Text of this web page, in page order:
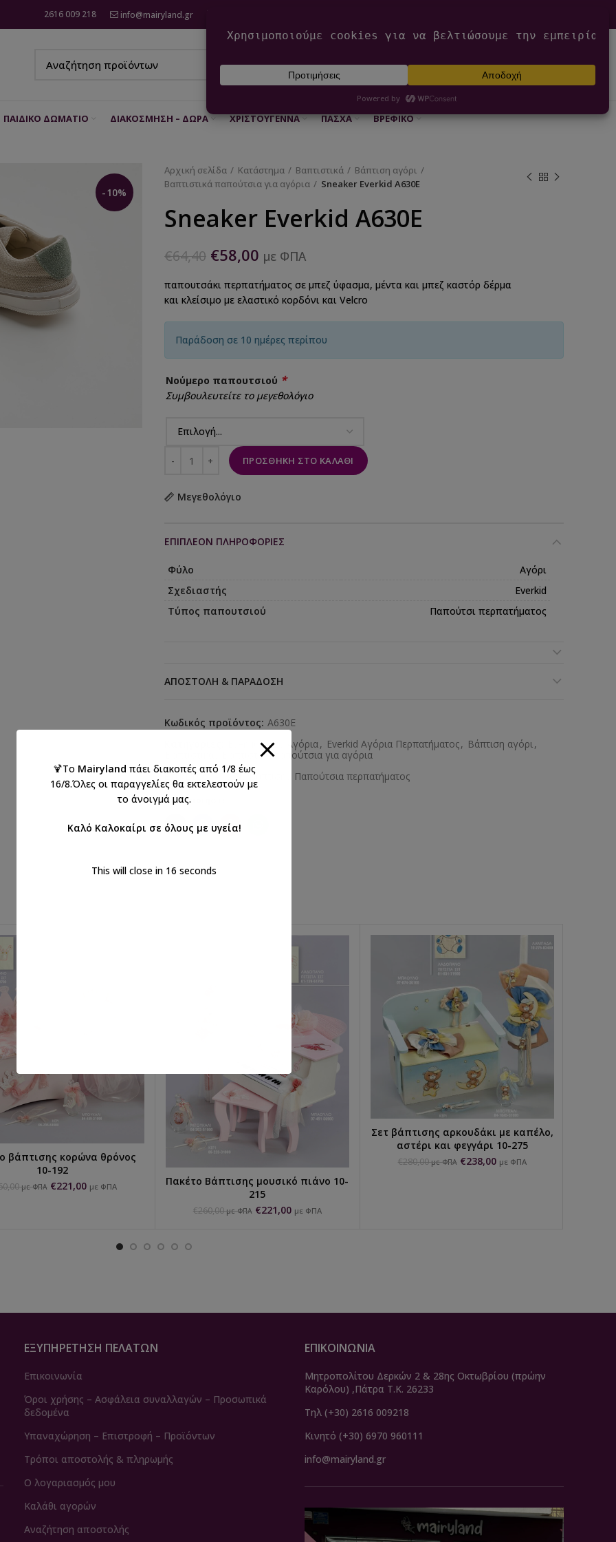
2616 009 218 info@mairyland.gr
ΕΊΣΟΔΟΣ / ΕΓΓΡΑΦΉ €0,00
ΠΑΙΔΙΚΌ ΔΩΜΆΤΙΟ ΔΙΑΚΌΣΜΗΣΗ – ΔΏΡΑ ΧΡΙΣΤΟΎΓΕΝΝΑ ΠΆΣΧΑ ΒΡΕΦΙΚΌ
-10%
Αρχική σελίδα Κατάστημα Βαπτιστικά
Βάπτιση αγόρι
Βαπτιστικά παπούτσια για αγόρια
Sneaker Everkid A630E
Sneaker Everkid A630E
€64,40 €58,00 με ΦΠΑ
παπουτσάκι περπατήματος σε μπεζ ύφασμα, μέντα και μπεζ καστόρ δέρμα
και κλείσιμο με ελαστικό κορδόνι και Velcro
Παράδοση σε 10 ημέρες περίπου
Νούμερο παπουτσιού *
Συμβουλευτείτε το μεγεθολόγιο
ΠΡΟΣΘΉΚΗ ΣΤΟ ΚΑΛΆΘΙ
Μεγεθολόγιο
ΕΠΙΠΛΈΟΝ ΠΛΗΡΟΦΟΡΊΕΣ
Φύλο
Αγόρι
Σχεδιαστής
Everkid
Τύπος παπουτσιού
Παπούτσι περπατήματος
ΑΠΟΣΤΟΛΉ & ΠΑΡΆΔΟΣΗ
Κωδικός προϊόντος: A630E
Everkid 2026 Αγόρια, Everkid Αγόρια Περπατήματος, Βάπτιση αγόρι,
Βαπτιστικά παπούτσια για αγόρια
Ετικέτες:ΑΓΟΡΙ, βάπτιση Παπούτσια περπατήματος
Κοινοποιήστε:
ΕΠΙΛΟΓΉ...
βάπτισης κορώνα θρόνος
10-192
με ΦΠΑ €221,00 με ΦΠΑ ΕΠΙΛΟΓΉ...
Πακέτο Βάπτισης μουσικό πιάνο 10-
215
€260,00 με ΦΠΑ €221,00 με ΦΠΑ
ΕΠΙΛΟΓΉ...
Σετ βάπτισης αρκουδάκι με καπέλο,
αστέρι και φεγγάρι 10-275
€280,00 με ΦΠΑ €238,00 με ΦΠΑ
ΕΞΥΠΗΡΈΤΗΣΗ ΠΕΛΑΤΏΝ
Επικοινωνία
Όροι χρήσης – Ασφάλεια συναλλαγών – Προσωπικά
δεδομένα
Υπαναχώρηση – Επιστροφή – Προϊόντων
Τρόποι αποστολής & πληρωμής
Ο λογαριασμός μου
Καλάθι αγορών
Αναζήτηση αποστολής
ΕΠΙΚΟΙΝΩΝΙΑ
Μητροπολίτου Δερκών 2 & 28ης Οκτωβρίου (πρώην
Καρόλου) ,Πάτρα Τ.Κ. 26233
Τηλ (+30) 2616 009218
Κινητό (+30) 6970 960111
info@mairyland.gr
🍹Το Mairyland πάει διακοπές από 1/8 έως
16/8.Όλες οι παραγγελίες θα εκτελεστούν με
το άνοιγμά μας.
Καλό Καλοκαίρι σε όλους με υγεία!
This will close in 15 seconds